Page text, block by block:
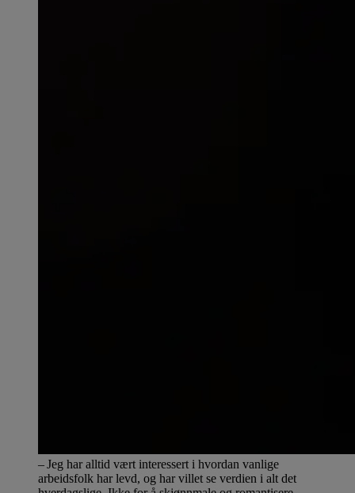
– Jeg har alltid vært interessert i hvordan vanlige
arbeidsfolk har levd, og har villet se verdien i alt det